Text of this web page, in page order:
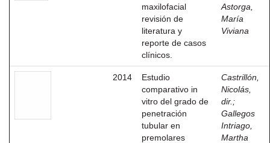
maxilofacial
revisión de
literatura y
reporte de casos
clínicos.
Astorga,
María
Viviana
2014
Estudio
comparativo in
vitro del grado de
penetración
tubular en
premolares
Castrillón,
Nicolás,
dir. ;
Gallegos
Intriago,
Martha